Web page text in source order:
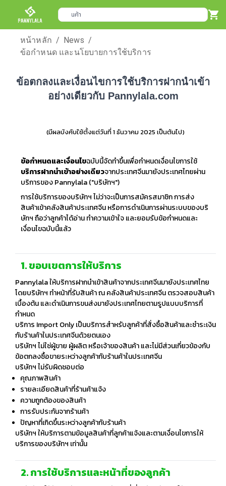
พิมพ์คำค้
หน้าหลัก / News /
ข้อกำหนด และนโยบายการใช้บริการ
ข้อตกลงและเงื่อนไขการใช้บริการฝากนำเข้า
อย่างเดียวกับ Pannylala.com
(มีผลบังคับใช้ตั้งแต่วันที่ 1 ธันวาคม 2025 เป็นต้นไป)
ข้อกำหนดและเงื่อนไขฉบับนี้จัดทำขึ้นเพื่อกำหนดเงื่อนไขการใช้
บริการฝากนำเข้าอย่างเดียวจากประเทศจีนมายังประเทศไทยผ่าน
บริการของPannylala ("บริษัทฯ")
การใช้บริการของบริษัทฯ ไม่ว่าจะเป็นการสมัครสมาชิก การส่ง
สินค้าเข้าคลังสินค้าประเทศจีน หรือการดำเนินการผ่านระบบของบริ
ษัทฯ ถือว่าลูกค้าได้อ่าน ทำความเข้าใจ และยอมรับข้อกำหนดและ
เงื่อนไขฉบับนี้แล้ว
1. ขอบเขตการให้บริการ
Pannylalaให้บริการฝากนำเข้าสินค้าจากประเทศจีนมายังประเทศไทย
โดยบริษัทฯ ทำหน้าที่รับสินค้า ณ คลังสินค้าประเทศจีน ตรวจสอบสินค้า
เบื้องต้น และดำเนินการขนส่งมายังประเทศไทยตามรูปแบบบริการที่
กำหนด
บริการ Import Onlyเป็นบริการสำหรับลูกค้าที่สั่งซื้อสินค้าและชำระเงิน
กับร้านค้าในประเทศจีนด้วยตนเอง
บริษัทฯ ไม่ใช่ผู้ขาย ผู้ผลิต หรือเจ้าของสินค้า และไม่มีส่วนเกี่ยวข้องกับ
ข้อตกลงซื้อขายระหว่างลูกค้ากับร้านค้าในประเทศจีน
บริษัทฯ ไม่รับผิดชอบต่อ
คุณภาพสินค้า
รายละเอียดสินค้าที่ร้านค้าแจ้ง
ความถูกต้องของสินค้า
การรับประกันจากร้านค้า
ปัญหาที่เกิดขึ้นระหว่างลูกค้ากับร้านค้า
บริษัทฯ ให้บริการตามข้อมูลสินค้าที่ลูกค้าแจ้งและตามเงื่อนไขการให้
บริการของบริษัทฯ เท่านั้น
2. การใช้บริการและหน้าที่ของลูกค้า